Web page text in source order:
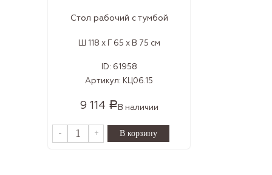
Стол рабочий с тумбой
Ш 118 x Г 65 x В 75 см
ID: 61958
Артикул: КЦ06.15
9 114 Р В наличии
- +